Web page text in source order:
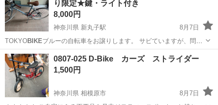
り限定★鍵・ライト付き
8,000円
神奈川県 新丸子駅
8月7日
TOKYOBIKEブルーの自転車をお譲りします。 サビていますが、問題
なく乗れます。 サドル、ハンドル部分は綺麗です。 タイヤはパンクし
た際に2022年に前輪、後輪をチューブごと新しく買い替えました。 ★
ダイアル式の鍵や、...
神奈川 川崎市
0807-025 D-Bike カーズ ストライダー
1,500円
神奈川県 相模原市
8月7日